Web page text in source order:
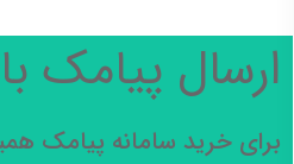
ارسال پیامک
برای خرید سامانه پیامک